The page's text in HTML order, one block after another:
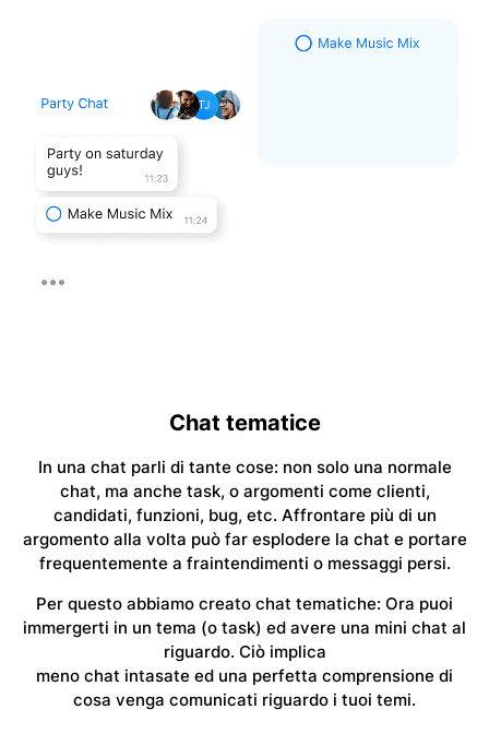
Chat tematice
In una chat parli di tante cose: non solo una normale
chat, ma anche task, o argomenti come clienti,
candidati, funzioni, bug, etc. Affrontare più di un
argomento alla volta può far esplodere la chat e portare
frequentemente a fraintendimenti o messaggi persi.
Per questo abbiamo creato chat tematiche: Ora puoi
immergerti in un tema (o task) ed avere una mini chat al
riguardo. Ciò implica
meno chat intasate ed una perfetta comprensione di
cosa venga comunicati riguardo i tuoi temi.